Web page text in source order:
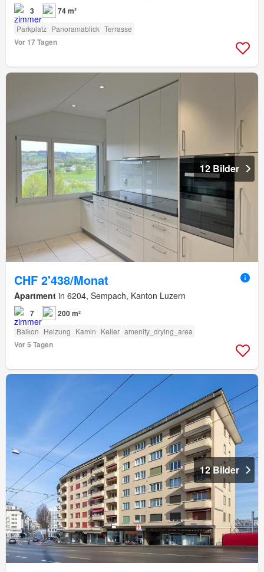
3 74 m²
Parkplatz Panoramablick Terrasse
Vor 17 Tagen
12 Bilder
CHF 2'438/Monat
Apartment in 6204, Sempach, Kanton Luzern
7 200 m²
Balkon Heizung Kamin Keller amenity_drying_area
Vor 5 Tagen
12 Bilder